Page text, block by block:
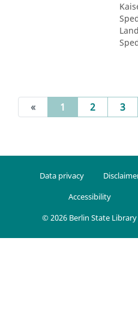
« 1 (current)
2 3
Data privacy
Accessibility
© 2026 Berlin State Library